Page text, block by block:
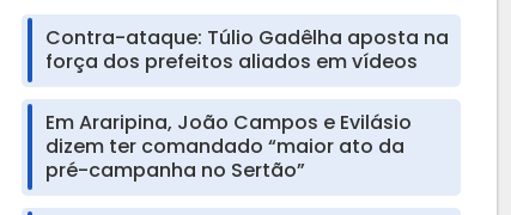
Contra-ataque: Túlio Gadêlha aposta na
força dos prefeitos aliados em vídeos
Em Araripina, João Campos e Evilásio
dizem ter comandado “maior ato da
pré-campanha no Sertão”